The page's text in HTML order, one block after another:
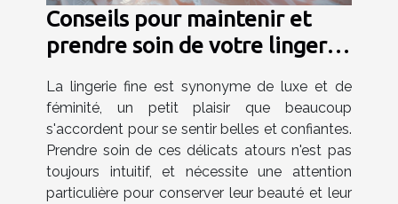
Conseils pour maintenir et
prendre soin de votre lingerie
La lingerie fine est synonyme de luxe et de
féminité, un petit plaisir que beaucoup
s'accordent pour se sentir belles et confiantes.
Prendre soin de ces délicats atours n'est pas
toujours intuitif, et nécessite une attention
particulière pour conserver leur beauté et leur